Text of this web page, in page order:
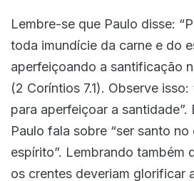
Lembre-se que Paulo disse:
toda imundície da carne e do
aperfeiçoando a santificação
(2 Coríntios 7.1). Observe
para aperfeiçoar a santidade”.
Paulo fala sobre “ser santo
espírito”. Lembrando também
os crentes deveriam glorificar